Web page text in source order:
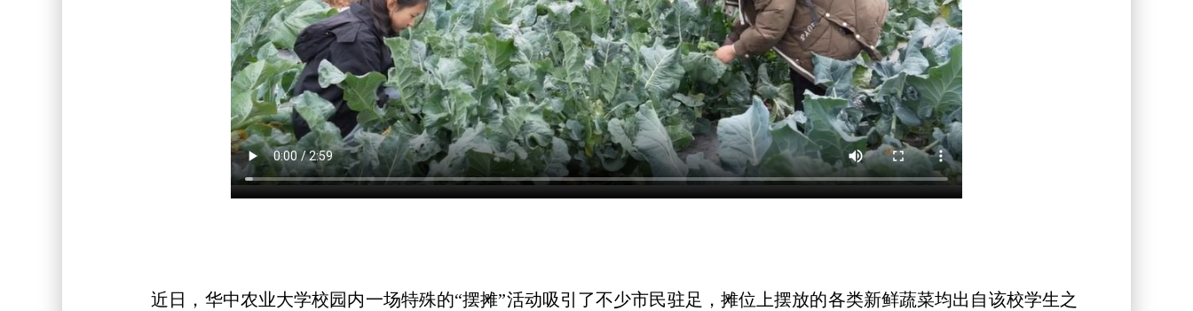
近日，华中农业大学校园内一场特殊的“摆摊”活动吸引了不少市民驻足，摊位上摆放的各类新鲜蔬菜均出自该校学生之